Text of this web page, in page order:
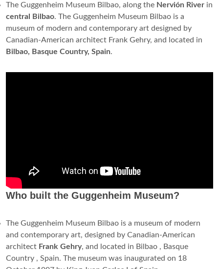
The Guggenheim Museum Bilbao, along the Nervión River in
central Bilbao. The Guggenheim Museum Bilbao is a
museum of modern and contemporary art designed by
Canadian-American architect Frank Gehry, and located in
Bilbao, Basque Country, Spain.
Who built the Guggenheim Museum?
The Guggenheim Museum Bilbao is a museum of modern
and contemporary art, designed by Canadian-American
architect Frank Gehry, and located in Bilbao , Basque
Country , Spain. The museum was inaugurated on 18